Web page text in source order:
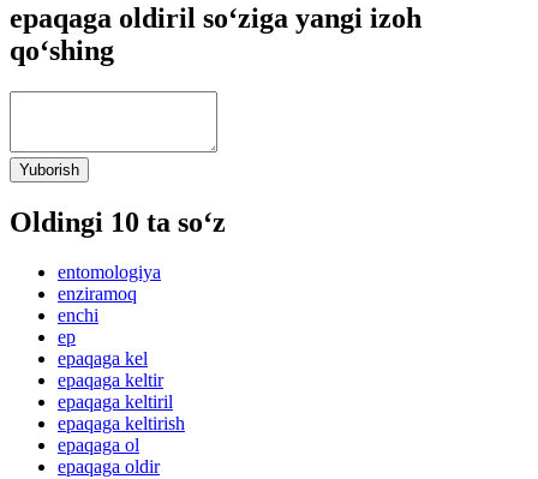
epaqaga oldiril so‘ziga yangi izoh
qo‘shing
Yuborish
Oldingi 10 ta so‘z
entomologiya
enziramoq
enchi
ep
epaqaga kel
epaqaga keltir
epaqaga keltiril
epaqaga keltirish
epaqaga ol
epaqaga oldir